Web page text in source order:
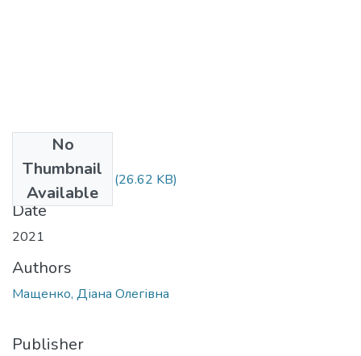
No
Thumbnail
Available
Мащенко 3.docx (26.62 KB)
Date
2021
Authors
Мащенко, Діана Олегівна
Publisher